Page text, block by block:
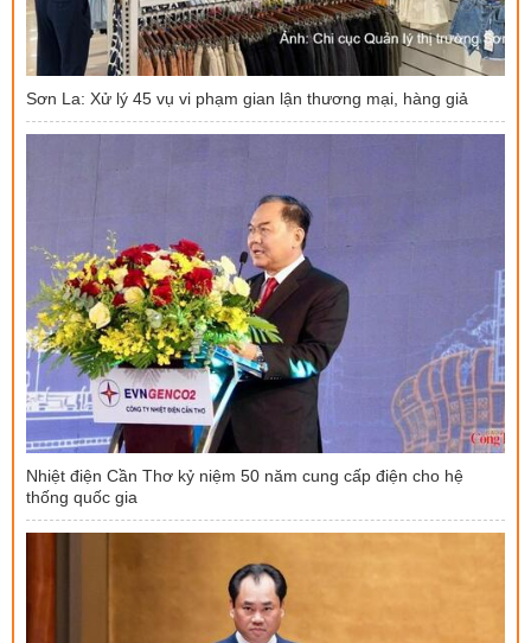
Sơn La: Xử lý 45 vụ vi phạm gian lận thương mại, hàng giả
Nhiệt điện Cần Thơ kỷ niệm 50 năm cung cấp điện cho hệ
thống quốc gia